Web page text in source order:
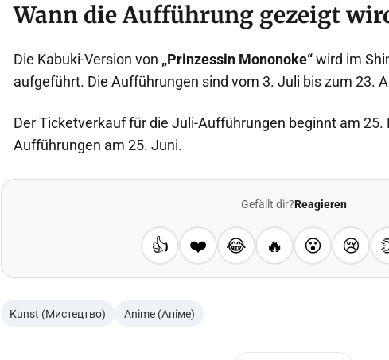
Wann die Aufführung gezeigt
Die Kabuki-Version von „Prinzessin Mononoke“wird im
aufgeführt. Die Aufführungen sind vom 3. Juli bis zum 23.
Der Ticketverkauf für die Juli-Aufführungen beginnt am 25.
Aufführungen am 25. Juni.
Gefällt dir?Reagieren
👍 ❤️ 😂 🔥 😮 😢
Kunst (Мистецтво) Anime (Аніме)